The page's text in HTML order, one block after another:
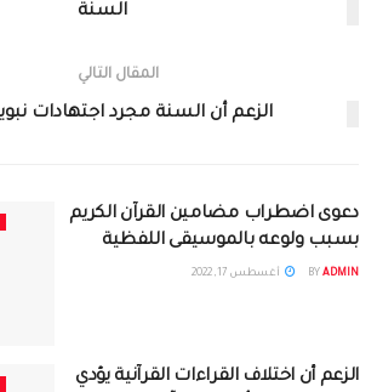
السنة
المقال التالي
الزعم أن السنة مجرد اجتهادات
دعوى اضطراب مضامين القرآن الكريم
بسبب ولوعه بالموسيقى اللفظية
BY ADMIN أغسطس 17, 2022
الزعم أن اختلاف القراءات القرآنية يؤدي